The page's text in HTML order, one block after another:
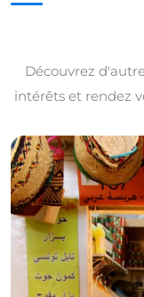
Découvrez
intérêts et rendez